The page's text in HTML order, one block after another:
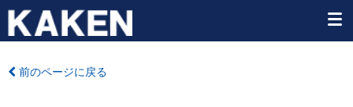
前のページに戻る